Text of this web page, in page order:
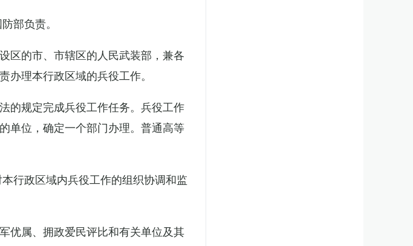
部负责。
区的市、市辖区的人民武装部，兼各
理本行政区域的兵役工作。
的规定完成兵役工作任务。兵役工作
单位，确定一个部门办理。普通高等
行政区域内兵役工作的组织协调和监
优属、拥政爱民评比和有关单位及其